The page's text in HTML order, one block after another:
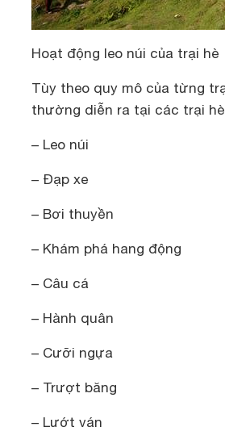
Hoạt động leo núi của trại hè
Tùy theo quy mô của từng
thường diễn ra tại các trại
– Leo núi
– Đạp xe
– Bơi thuyền
– Khám phá hang động
– Câu cá
– Hành quân
– Cưỡi ngựa
– Trượt băng
– Lướt ván